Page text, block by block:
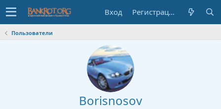
Вход Регистрация
Пользователи
Borisnosov